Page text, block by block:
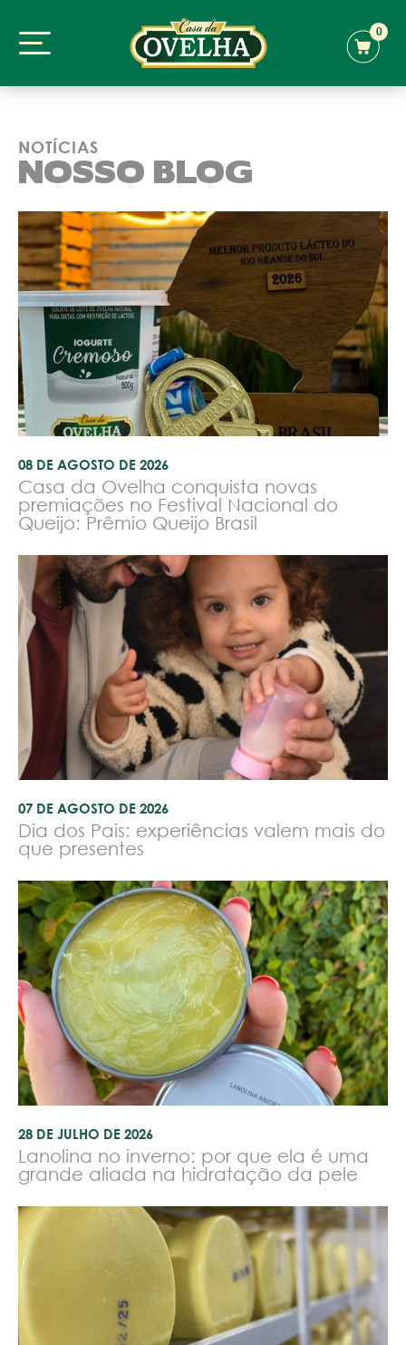
0
NOTÍCIAS
NOSSO BLOG
08 DE AGOSTO DE 2026
Casa da Ovelha conquista novas
premiações no Festival Nacional do
Queijo: Prêmio Queijo Brasil
07 DE AGOSTO DE 2026
Dia dos Pais: experiências valem mais do
que presentes
28 DE JULHO DE 2026
Lanolina no inverno: por que ela é uma
grande aliada na hidratação da pele